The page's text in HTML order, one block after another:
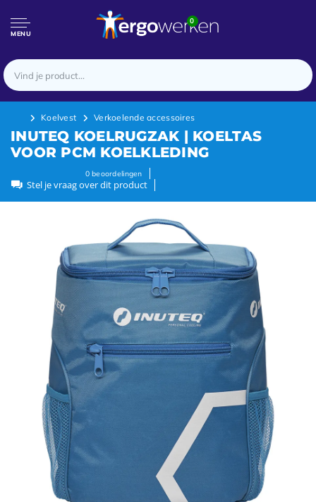
MENU
0
Koelvest Verkoelende accessoires
INUTEQ KOELRUGZAK | KOELTAS
VOOR PCM KOELKLEDING
0beoordelingen
Stel je vraag over dit product